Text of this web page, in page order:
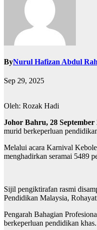
ByNurul Hafizan Abdul
Sep 29, 2025
Oleh: Rozak Hadi
Johor Bahru, 28 September
murid berkeperluan
Melalui acara Karnival
menghadirkan seramai 5489
Sijil pengiktirafan rasmi
Pendidikan Malaysia,
Pengarah Bahagian
berkeperluan pendidikan khas.